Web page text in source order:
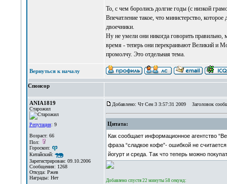
То, с чем боролись долгие годы (с низкой
Впечатление такое, что министерство,
двоечники.
Ну не умели они никогда говорить
время - теперь они перекраивают Великий и
промолчу. Это отдельная тема.
Вернуться к началу
Спонсор
ANIA1819
Старожил
Репутация: 9
Возраст: 66
Пол:
Гороскоп:
Китайский:
Зарегистрирован: 09.10.2006
Сообщения: 1268
Откуда: Ржев
Награды: Нет
Добавлено: Чт Сен 3 3:57:31 2009 Заголовок
Цитата:
Как сообщает информационное агентство
фраза “сладкое кофе”- ошибкой не
йогурт и среда. Так что теперь можно
Добавлено спустя 22 минуты 58 секунд: